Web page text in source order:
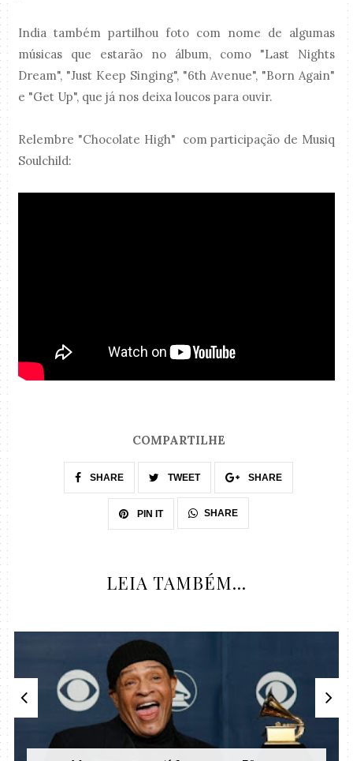
India também partilhou foto com nome de algumas
músicas que estarão no álbum, como "Last Nights
Dream", "Just Keep Singing", "6th Avenue", "Born Again"
e "Get Up", que já nos deixa loucos para ouvir.
Relembre "Chocolate High" com participação de Musiq
Soulchild:
COMPARTILHE
SHARE TWEET SHARE
PIN IT SHARE
LEIA TAMBÉM...